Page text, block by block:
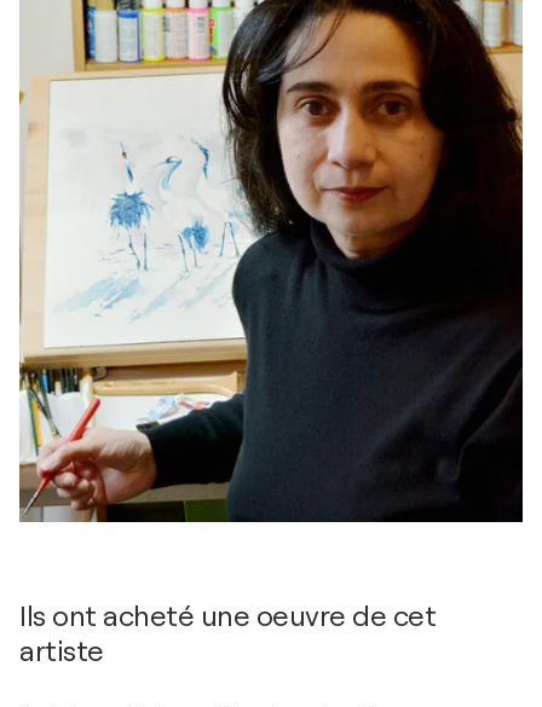
Ils ont acheté une oeuvre de cet
artiste